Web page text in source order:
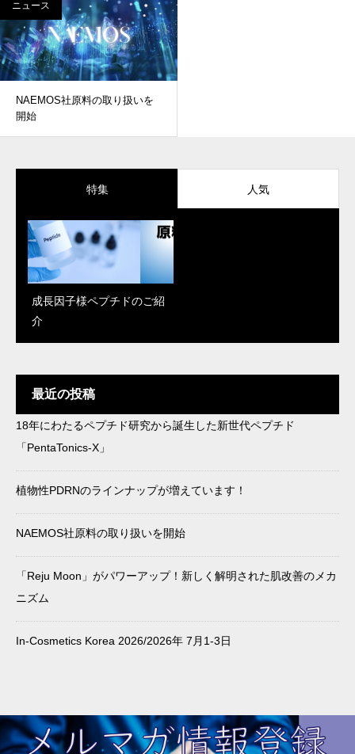
ニュース
NAEMOS社原料の取り扱いを
開始
特集 人気
成長因子様ペプチドのご紹
介
「Reju Moon」がパワーア
ップ！新しく解明された肌
改善のメカニズム
題の成分、何を選べばい
最近の投稿
18年にわたるペプチド研究から誕生した新世代ペプチド
「PentaTonics-X」
植物性PDRNのラインナップが増えています！
NAEMOS社原料の取り扱いを開始
「Reju Moon」がパワーアップ！新しく解明された肌改善のメカ
ニズム
In-Cosmetics Korea 2026/2026年 7月1-3日